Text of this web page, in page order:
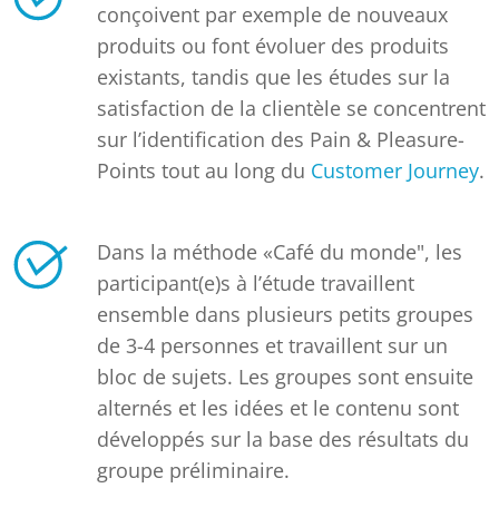
conçoivent par exemple de nouveaux
produits ou font évoluer des produits
existants, tandis que les études sur la
satisfaction de la clientèle se concentrent
sur l’identification des Pain & Pleasure-
Points tout au long du Customer Journey.
Dans la méthode «Café du monde", les
participant(e)s à l’étude travaillent
ensemble dans plusieurs petits groupes
de 3-4 personnes et travaillent sur un
bloc de sujets. Les groupes sont ensuite
alternés et les idées et le contenu sont
développés sur la base des résultats du
groupe préliminaire.